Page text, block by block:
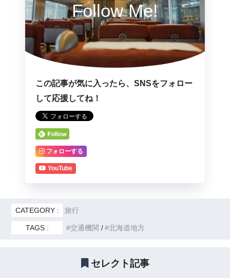
Follow Me!
この記事が気に入ったら、SNSをフォロー
して応援してね！
フォローする
YouTube
CATEGORY : 旅行
TAGS : 交通機関 北海道地方
セレクト記事